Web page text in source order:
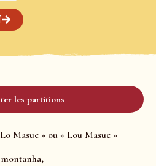
les partitions
Masuc » ou « Lou Masuc »